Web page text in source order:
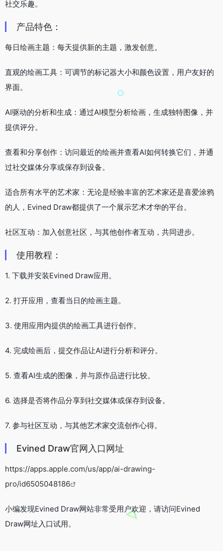
社交乐趣。
产品特色：
每日绘画主题：每天提供新的主题，激发创意。
直观的绘画工具：可调节的标记器大小和颜色设置，用户友好的
界面。
AI驱动的分析和生成：通过AI模型分析绘画，生成独特图像，并
提供评分。
查看和分享创作：访问最近的绘画并查看AI如何转换它们，并通
过社交媒体分享或保存到设备。
适合所有水平的艺术家：无论是经验丰富的艺术家还是喜爱涂鸦
的人，Evined Draw都提供了一个展示艺术才华的平台。
社区互动：加入创意社区，与其他创作者互动，共同进步。
使用教程：
1. 下载并安装Evined Draw应用。
2. 打开应用，查看当日的绘画主题。
3. 使用应用内提供的绘画工具进行创作。
4. 完成绘画后，提交作品让AI进行分析和评分。
5. 查看AI生成的图像，并与原作品进行比较。
6. 选择是否将作品分享到社交媒体或保存到设备。
7. 参与社区互动，与其他艺术家交流创作心得。
Evined Draw官网入口网址
https://apps.apple.com/us/app/ai-drawing-
pro/id6505048186
小编发现Evined Draw网站非常受用户欢迎，请访问Evined
Draw网址入口试用。